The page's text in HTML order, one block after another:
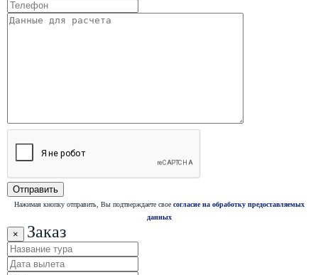
Нажимая кнопку отправить, Вы подтверждаете свое согласие на обработку предоставляемых
данных
× Заказ